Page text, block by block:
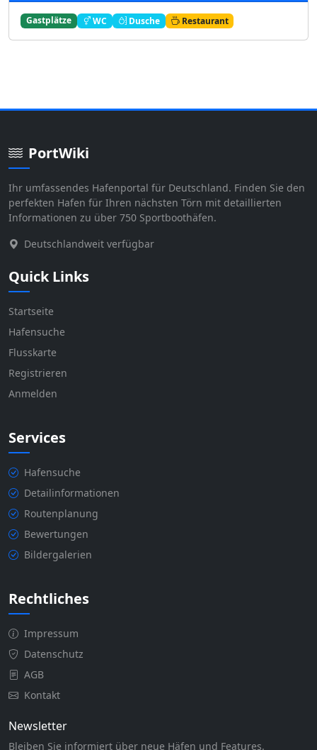
Gastplätze WC Dusche Restaurant
PortWiki
Ihr umfassendes Hafenportal für Deutschland. Finden Sie den
perfekten Hafen für Ihren nächsten Törn mit detaillierten
Informationen zu über 750 Sportboothäfen.
Deutschlandweit verfügbar
Quick Links
Startseite
Hafensuche
Flusskarte
Registrieren
Anmelden
Services
Hafensuche
Detailinformationen
Routenplanung
Bewertungen
Bildergalerien
Rechtliches
Impressum
Datenschutz
AGB
Kontakt
Newsletter
Bleiben Sie informiert über neue Häfen und Features.